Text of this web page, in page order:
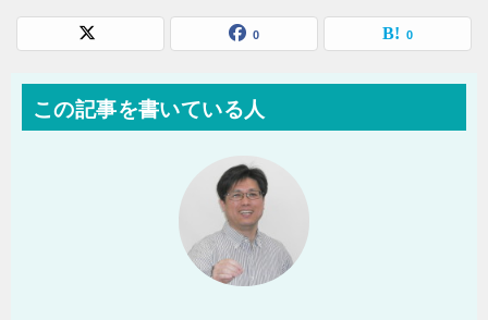
0 0
この記事を書いている人